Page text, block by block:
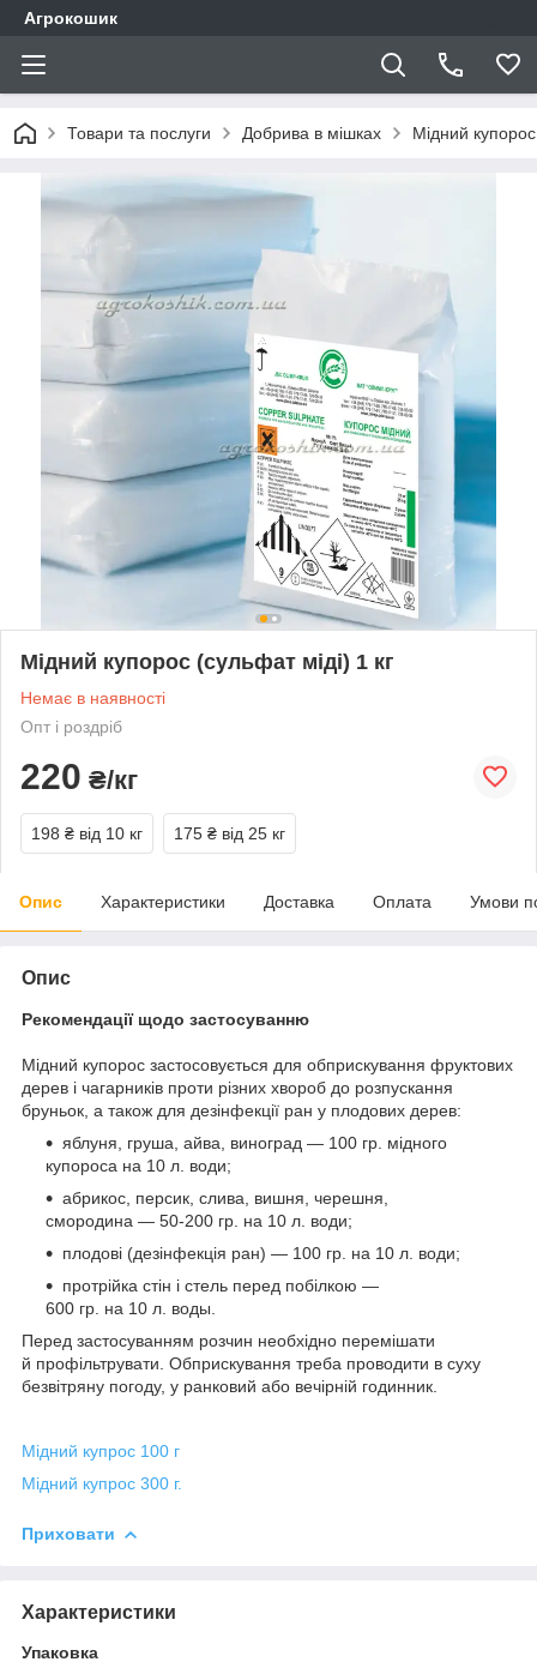
Агрокошик
Товари та послуги Добрива в мішках Мідний
Мідний купорос (сульфат міді) 1 кг
Немає в наявності
Опт і роздріб
220 ₴/кг
198 ₴ від 10 кг 175 ₴ від 25 кг
Опис Характеристики Доставка Оплата Умови
Опис
Рекомендації щодо застосуванню
Мідний купорос застосовується для обприскування фруктових
дерев і чагарників проти різних хвороб до розпускання
бруньок, а також для дезінфекції ран у плодових дерев:
яблуня, груша, айва, виноград — 100 гр. мідного
купороса на 10 л. води;
абрикос, персик, слива, вишня, черешня,
смородина — 50-200 гр. на 10 л. води;
плодові (дезінфекція ран) — 100 гр. на 10 л. води;
протрійка стін і стель перед побілкою —
600 гр. на 10 л. воды.
Перед застосуванням розчин необхідно перемішати
й профільтрувати. Обприскування треба проводити в суху
безвітряну погоду, у ранковий або вечірній годинник.
Мідний купрос 100 г
Мідний купрос 300 г.
Приховати
Характеристики
Упаковка